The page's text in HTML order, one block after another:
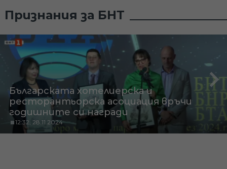
Признания за БНТ
Българската хотелиерска и
ресторантьорска асоциация връчи
годишните си награди
12:32, 28.11.2024